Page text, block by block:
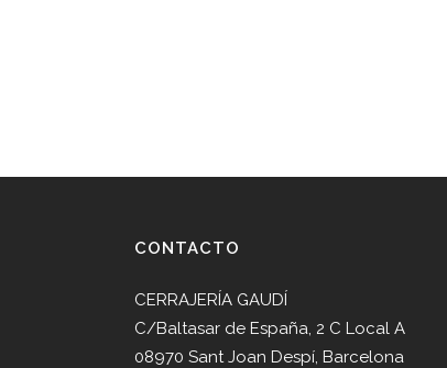
CONTACTO
CERRAJERÍA GAUDÍ
C/Baltasar de España, 2 C Local A
08970 Sant Joan Despí, Barcelona